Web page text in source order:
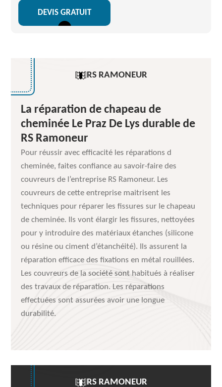
DEVIS GRATUIT
RS RAMONEUR
La réparation de chapeau de
cheminée Le Praz De Lys durable de
RS Ramoneur
Pour réussir avec efficacité les réparations d
cheminée, faites confiance au savoir-faire des
couvreurs de l’entreprise RS Ramoneur. Les
couvreurs de cette entreprise maitrisent les
techniques pour réparer les fissures sur le chapeau
de cheminée. Ils vont élargir les fissures, nettoyées
pour y introduire des matériaux étanches (silicone
ou résine ou ciment d’étanchéité). Ils assurent la
réparation efficace des fixations en métal rouillées.
Les couvreurs de la société sont habitués à réaliser
des travaux de réparation. Les réparations
effectuées sont assurées avoir une longue
durabilité.
RS RAMONEUR